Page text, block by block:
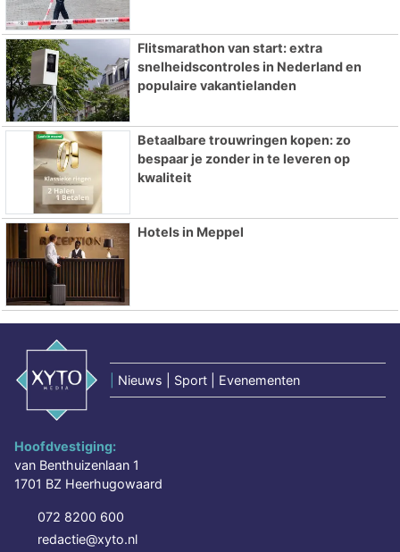
Flitsmarathon van start: extra
snelheidscontroles in Nederland en
populaire vakantielanden
Betaalbare trouwringen kopen: zo
bespaar je zonder in te leveren op
kwaliteit
Hotels in Meppel
Nieuws | Sport | Evenementen
Hoofdvestiging:
van Benthuizenlaan 1
1701 BZ Heerhugowaard
072 8200 600
redactie@xyto.nl